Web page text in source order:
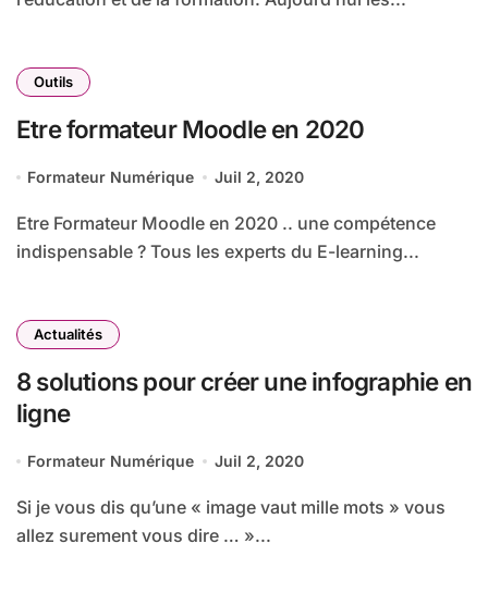
Outils
Etre formateur Moodle en 2020
Formateur Numérique Juil 2, 2020
Etre Formateur Moodle en 2020 .. une compétence
indispensable ? Tous les experts du E-learning...
Actualités
8 solutions pour créer une infographie en
ligne
Formateur Numérique Juil 2, 2020
Si je vous dis qu’une « image vaut mille mots » vous
allez surement vous dire … »...